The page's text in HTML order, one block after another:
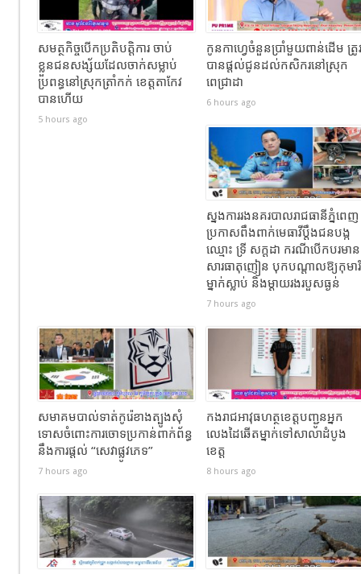
សមត្ថកិច្ចបើកប្រតិបត្តិការ ចាប់
ខ្លួនជនសង្ស័យដែលចាក់សម្លាប់
ប្រពន្ធនៅស្រុកត្រាំកក់ ខេត្តតាកែវ
បានហេីយ
5 hours ago
កូនកាហ្វេចំនួនប្រាំមួយពាន់ដើម ត្រូ
បានផ្តល់ជូនដល់កសិករនៅស្រុក
ពេជ្រាដា
6 hours ago
ស្នងការរងនគរបាលរាជធានីភ្នំពេញ
ប្រកាសពឹងពាក់មេធាវីប្តឹងជនបង្ក
ឈ្មោះ ទ្រី សក្ដដា ករណីបើកបរមាន
សារធាតុញៀន បុកបណ្តាលឱ្យកុមារី
ម្នាក់ស្លាប់ និងម្តាយរងរបួសធ្ងន់
7 hours ago
សមាគមបាល់ទាត់កូរ៉េខាងត្បូងសុំ
ទោសចំពោះការចោទប្រកាន់ពាក់ព័ន្ធ
នឹងការផ្តល់ “សេវាផ្លូវភេទ”
7 hours ago
កងរាជឣាវុធហត្ថខេត្តបញ្ជូនអ្នក
លេងដៃឆើតម្នាក់ទៅសាលាដំបូង
ខេត្ត
8 hours ago